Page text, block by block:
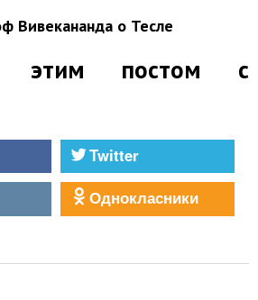
Вивекананда о Тесле
этим постом с
Twitter
Однокласники